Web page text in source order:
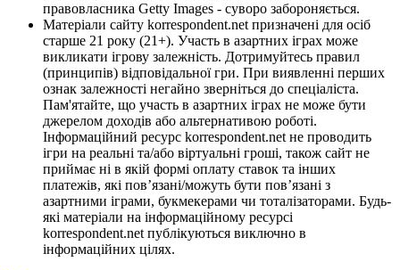
правовласника Getty Images - суворо забороняється.
Матеріали сайту korrespondent.net призначені для осіб
старше 21 року (21+). Участь в азартних іграх може
викликати ігрову залежність. Дотримуйтесь правил
(принципів) відповідальної гри. При виявленні перших
ознак залежності негайно зверніться до спеціаліста.
Пам'ятайте, що участь в азартних іграх не може бути
джерелом доходів або альтернативою роботі.
Інформаційний ресурс korrespondent.net не проводить
ігри на реальні та/або віртуальні гроші, також сайт не
приймає ні в якій формі оплату ставок та інших
платежів, які пов’язані/можуть бути пов’язані з
азартними іграми, букмекерами чи тоталізаторами. Будь-
які матеріали на інформаційному ресурсі
korrespondent.net публікуються виключно в
інформаційних цілях.